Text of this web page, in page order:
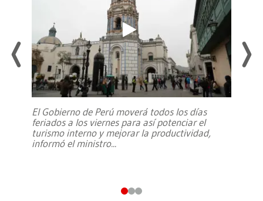
El Gobierno de Perú moverá todos los días
feriados a los viernes para así potenciar el
turismo interno y mejorar la productividad,
informó el ministro...